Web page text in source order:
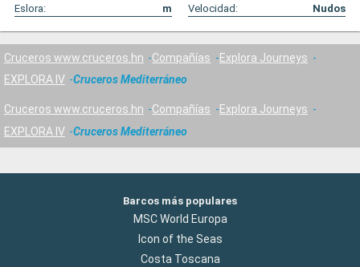
Eslora:
m Velocidad: Nudos
Cruceros www.cruceros.hn Compañías
Explora Journeys
EXPLORA IV
Cruceros Mediterráneo
Cruceros www.cruceros.hn Compañías
Explora Journeys
EXPLORA IV
Cruceros Mediterráneo
Barcos más populares
MSC World Europa
Icon of the Seas
Costa Toscana